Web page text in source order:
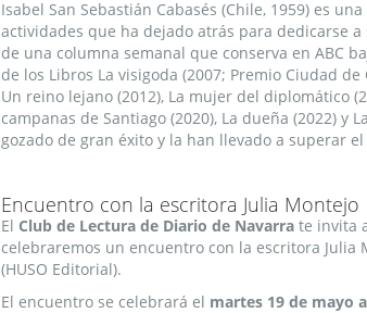
Isabel San Sebastián Cabasés (Chile, 1959) es
actividades que ha dejado atrás para dedicarse
de una columna semanal que conserva en ABC
de los Libros La visigoda (2007; Premio Ciudad
Un reino lejano (2012), La mujer del diplomático
campanas de Santiago (2020), La dueña (2022) y
gozado de gran éxito y la han llevado a superar
Encuentro con la escritora Julia Montejo
El Club de Lectura de Diario de Navarrate invita
celebraremos un encuentro con la escritora
(HUSO Editorial).
El encuentro se celebrará el martes 19 de mayo